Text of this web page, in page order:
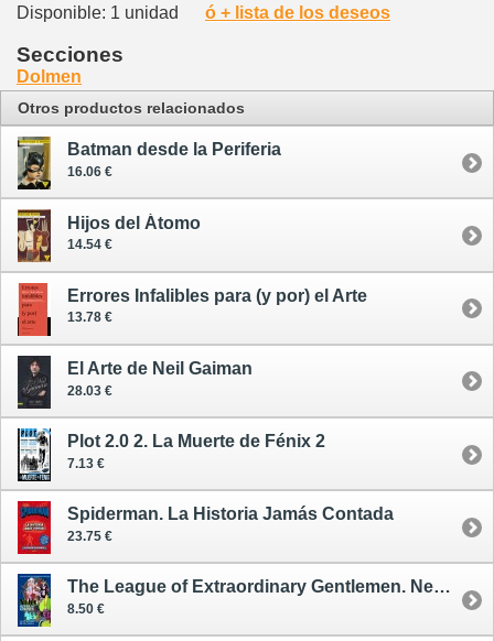
Disponible: 1 unidad ó + lista de los deseos
Secciones
Dolmen
Otros productos relacionados
Batman desde la Periferia
16.06 €
Hijos del Átomo
14.54 €
Errores Infalibles para (y por) el Arte
13.78 €
El Arte de Neil Gaiman
28.03 €
Plot 2.0 2. La Muerte de Fénix 2
7.13 €
Spiderman. La Historia Jamás Contada
23.75 €
The League of Extraordinary Gentlemen. Nemo: Río de Fantasmas - cómic
8.50 €